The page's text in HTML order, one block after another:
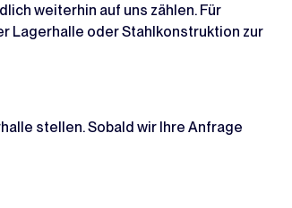
weiterhin auf uns zählen. Für
Lagerhalle oder Stahlkonstruktion zur
stellen. Sobald wir Ihre Anfrage